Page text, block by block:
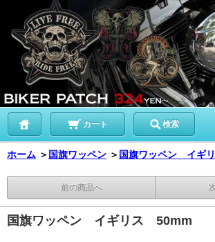
カート 検索
ホーム ＞ 国旗ワッペン ＞ 国旗ワッペン イギ
前の商品へ
国旗ワッペン イギリス 50mm